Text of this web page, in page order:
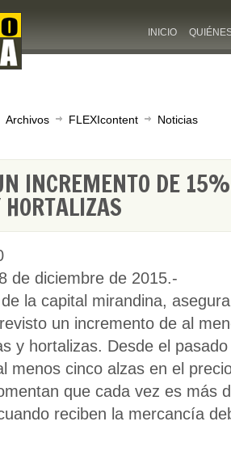
INICIO
Archivos FLEXIcontent Noticias
INCREMENTO DE
de diciembre de 2015.-
la capital mirandina,
un incremento de al
y hortalizas. Desde el
menos cinco alzas en el
que cada vez es más
reciben la mercancía